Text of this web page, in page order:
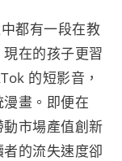
都有一段在教
在的孩子更習
的短影音，
畫。即便在
動市場產值創新
的流失速度卻